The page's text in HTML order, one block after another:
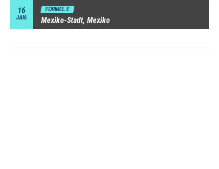
16
JAN.
FORMEL E
Mexiko-Stadt, Mexiko